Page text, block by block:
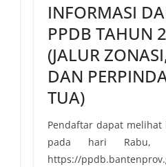
INFORMASI
PPDB TAHUN
(JALUR
DAN
TUA)
Pendaftar dapat melihat
pada hari
https://